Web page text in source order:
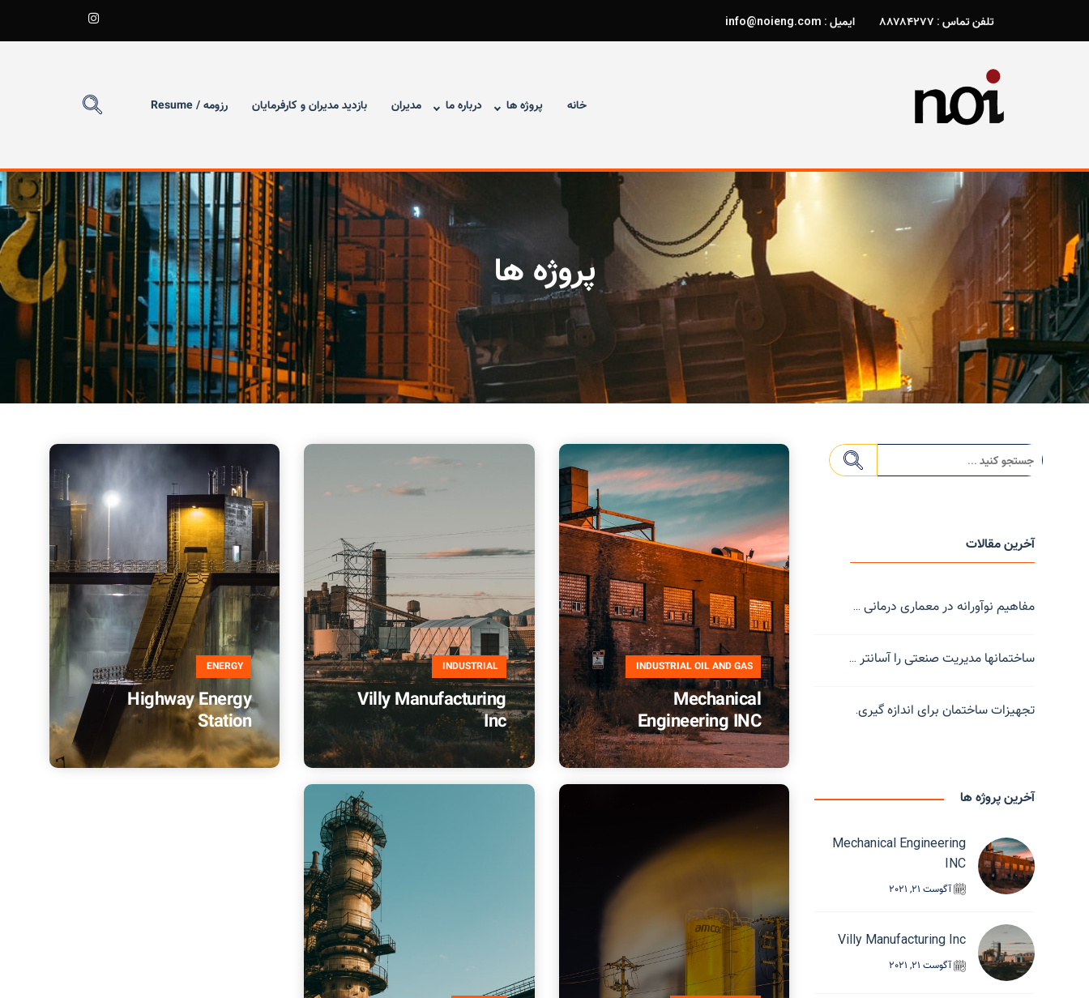
تلفن تماس : ۸۸۷۸۴۲۷۷ ایمیل : info@noieng.com
خانه پروژه ها درباره ما مدیران بازدید مدیران و کارفرمایان رزومه / Resume
پروژه ها
آخرین مقالات
مفاهیم نوآورانه در معماری درمانی ...
ساختمانها مدیریت صنعتی را آسانتر ...
تجهیزات ساختمان برای اندازه گیری.
آخرین پروژه ها
Mechanical Engineering
INC
آگوست 21, 2021
Villy Manufacturing Inc
آگوست 21, 2021
INDUSTRIALOIL AND GAS
Mechanical
Engineering INC
INDUSTRIAL
Villy Manufacturing
Inc
ENERGY
Highway Energy
Station